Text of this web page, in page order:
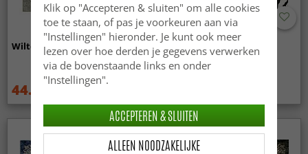
Wilton - Mateur (beige)
44.99 € 59.99 €
Wilton - Zebra (zwart/wit)
Klik op "Accepteren & sluiten" om alle cookies
toe te staan, of pas je voorkeuren aan via
"Instellingen" hieronder. Je kunt ook meer
lezen over hoe derden je gegevens verwerken
via de bovenstaande links en onder
"Instellingen".
ALLEEN NOODZAKELIJKE
ACCEPTEREN & SLUITEN